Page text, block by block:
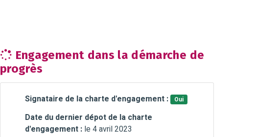
Engagement dans la démarche de
progrès
Signataire de la charte d'engagement : Oui
Date du dernier dépot de la charte
d'engagement : le 4 avril 2023